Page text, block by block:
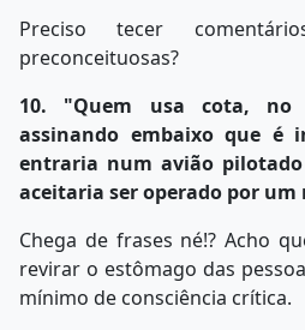
Preciso tecer
preconceituosas?
10. "Quem usa cota, no
assinando embaixo que é
entraria num avião
aceitaria ser operado por um
Chega de frases né!? Acho
revirar o estômago das
mínimo de consciência crítica.